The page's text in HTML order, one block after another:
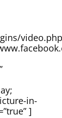
in-
]